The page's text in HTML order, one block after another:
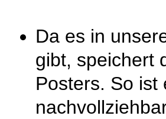
Da es in
gibt, speichert
Posters. So ist